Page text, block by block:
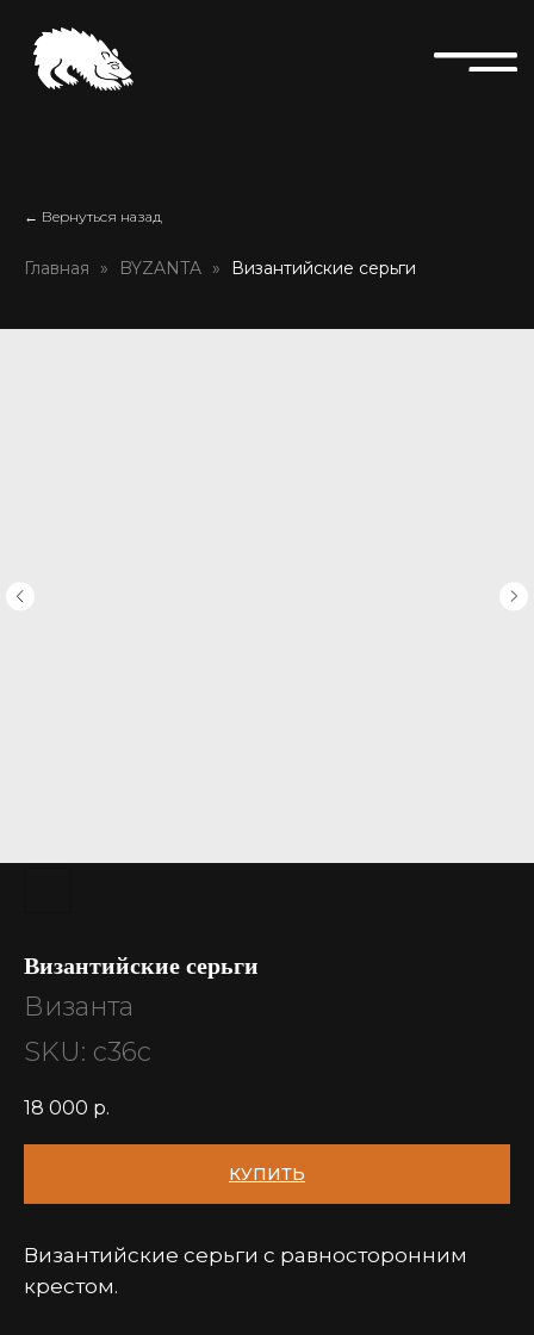
← Вернуться назад
Главная BYZANTA Византийские серьги
Византийские серьги
Византа
SKU: с36с
18 000 р.
КУПИТЬ
Византийские серьги с равносторонним
крестом.